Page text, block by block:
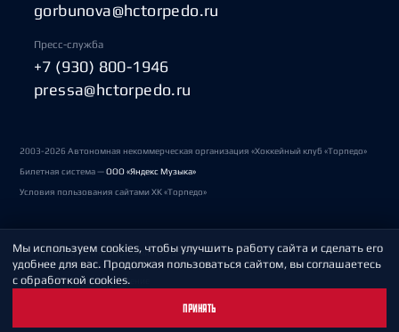
gorbunova@hctorpedo.ru
Пресс-служба
+7 (930) 800-1946
pressa@hctorpedo.ru
2003-2026 Автономная некоммерческая организация «Хоккейный клуб «Торпедо»
Билетная система —ООО «Яндекс Музыка»
Условия пользования сайтами ХК «Торпедо»
Политика обработки персональных данных
Пользовательское соглашение
Мы используем cookies, чтобы улучшить работу сайта и сделать его
удобнее для вас. Продолжая пользоваться сайтом, вы соглашаетесь
с обработкой cookies.
ПРИНЯТЬ